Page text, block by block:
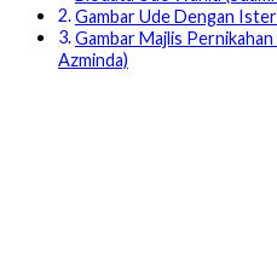
Gambar Ude Dengan
Gambar Majlis
Azminda)